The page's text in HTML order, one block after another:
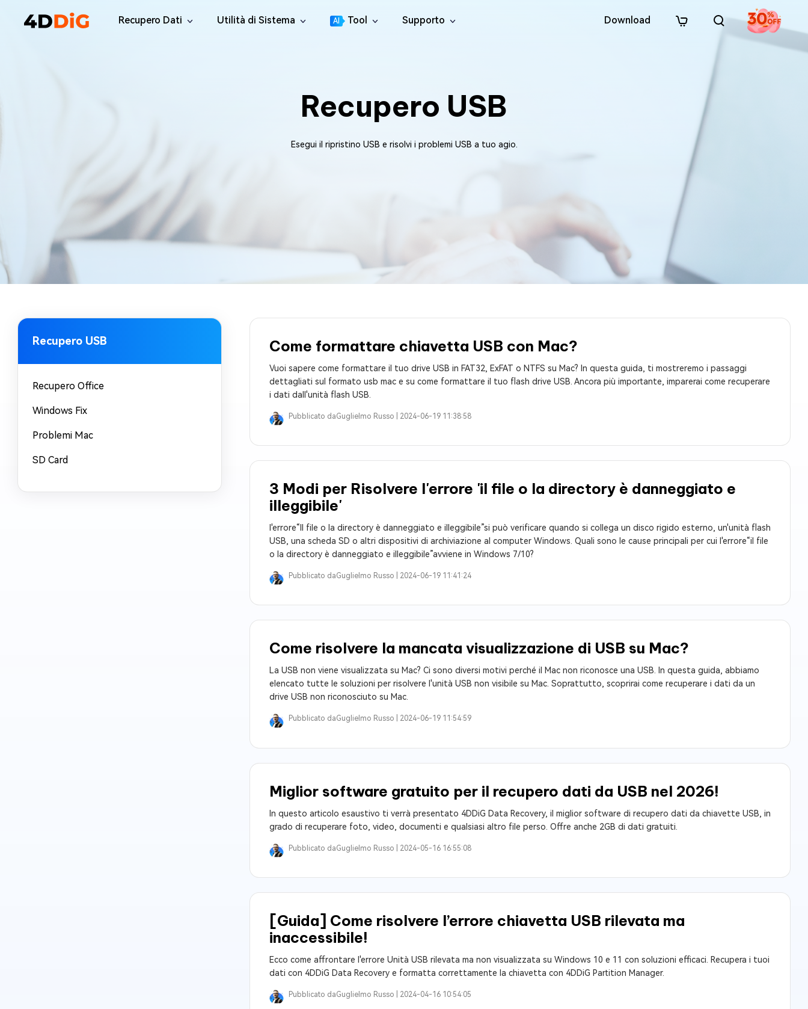
Recupero Dati Utilità di Sistema
4DDiG Duplicate File Deleter
Trovare e Rimuovere i File Duplicati
Elimina i file duplicati e pulisci i file spazzatura su Mac
Mac Boot Genius
GRATIS
AI Tool
Riparare i Video Danneggiati
Riparare le foto danneggiate
Supporto
Guida utente
Centro guida per l'utente
Tutti i suggerimenti & Le soluzioni
Download
Recupero USB
Esegui il ripristino USB e risolvi i problemi USB a tuo agio.
Recupero USB
Recupero Office
Windows Fix
Problemi Mac
SD Card
Come formattare chiavetta USB con Mac?
Vuoi sapere come formattare il tuo drive USB in FAT32, ExFAT o NTFS su Mac? In questa guida, ti mostreremo i passaggi
dettagliati sul formato usb mac e su come formattare il tuo flash drive USB. Ancora più importante, imparerai come recuperare
i dati dall'unità flash USB.
Pubblicato daGuglielmo Russo | 2024-06-19 11:38:58
3 Modi per Risolvere l'errore 'il file o la directory è danneggiato e
illeggibile'
l'errore“Il file o la directory è danneggiato e illeggibile”si può verificare quando si collega un disco rigido esterno, un'unità flash
USB, una scheda SD o altri dispositivi di archiviazione al computer Windows. Quali sono le cause principali per cui l'errore“il file
o la directory è danneggiato e illeggibile”avviene in Windows 7/10?
Pubblicato daGuglielmo Russo | 2024-06-19 11:41:24
Come risolvere la mancata visualizzazione di USB su Mac?
La USB non viene visualizzata su Mac? Ci sono diversi motivi perché il Mac non riconosce una USB. In questa guida, abbiamo
elencato tutte le soluzioni per risolvere l'unità USB non visibile su Mac. Soprattutto, scoprirai come recuperare i dati da un
drive USB non riconosciuto su Mac.
Pubblicato daGuglielmo Russo | 2024-06-19 11:54:59
Miglior software gratuito per il recupero dati da USB nel 2026!
In questo articolo esaustivo ti verrà presentato 4DDiG Data Recovery, il miglior software di recupero dati da chiavette USB, in
grado di recuperare foto, video, documenti e qualsiasi altro file perso. Offre anche 2GB di dati gratuiti.
Pubblicato daGuglielmo Russo | 2024-05-16 16:55:08
[Guida] Come risolvere l’errore chiavetta USB rilevata ma
inaccessibile!
Ecco come affrontare l'errore Unità USB rilevata ma non visualizzata su Windows 10 e 11 con soluzioni efficaci. Recupera i tuoi
dati con 4DDiG Data Recovery e formatta correttamente la chiavetta con 4DDiG Partition Manager.
Pubblicato daGuglielmo Russo | 2024-04-16 10:54:05